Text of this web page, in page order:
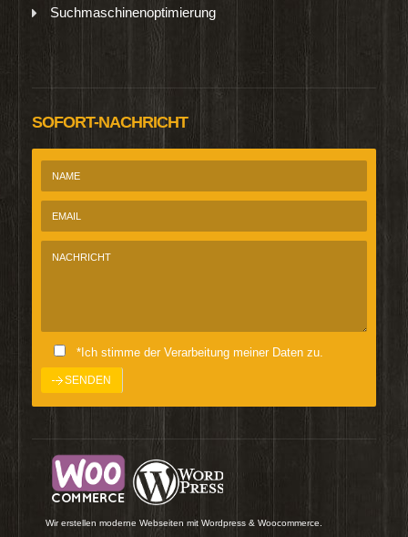
Suchmaschinenoptimierung
SOFORT-NACHRICHT
*Ich stimme der Verarbeitung meiner Daten zu.
Wir erstellen moderne Webseiten mit Wordpress & Woocommerce.